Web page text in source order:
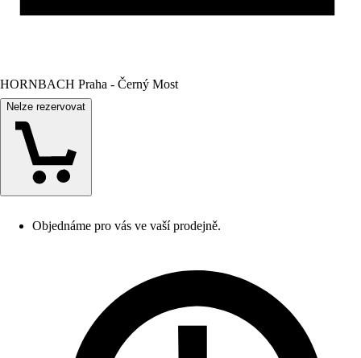
HORNBACH Praha - Černý Most
Nelze rezervovat
Objednáme pro vás ve vaší prodejně.